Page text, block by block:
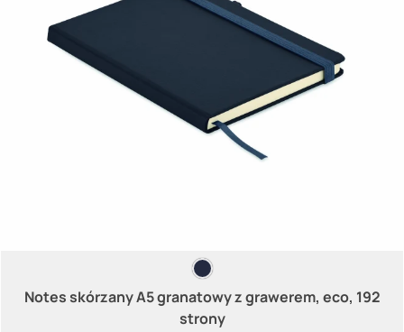
Notes skórzany A5 granatowy z grawerem, eco, 192
strony